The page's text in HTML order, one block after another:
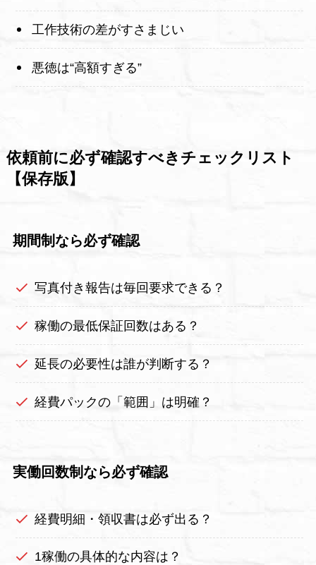
工作技術の差がすさまじい
悪徳は“高額すぎる”
依頼前に必ず確認すべきチェックリスト
【保存版】
期間制なら必ず確認
写真付き報告は毎回要求できる？
稼働の最低保証回数はある？
延長の必要性は誰が判断する？
経費パックの「範囲」は明確？
実働回数制なら必ず確認
経費明細・領収書は必ず出る？
1稼働の具体的な内容は？